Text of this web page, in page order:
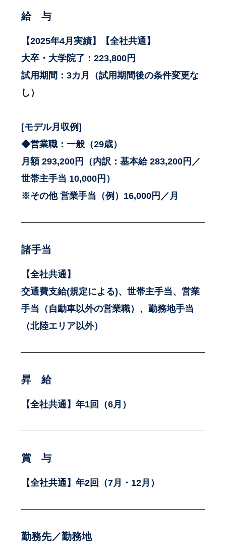
給 与
【2025年4月実績】【全社共通】
大卒・大学院了：223,800円
試用期間：3カ月（試用期間後の条件変更な
し）
[モデル月収例]
◆営業職：一般（29歳）
月額 293,200円（内訳：基本給 283,200円／
世帯主手当 10,000円）
※その他 営業手当（例）16,000円／月
諸手当
【全社共通】
交通費支給(規定による)、世帯主手当、営業
手当（自動車以外の営業職）、勤務地手当
（北陸エリア以外）
昇 給
【全社共通】年1回（6月）
賞 与
【全社共通】年2回（7月・12月）
勤務先／勤務地